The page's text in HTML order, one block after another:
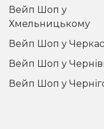
Вейп Шоп у
Хмельницькому
Вейп Шоп у
Вейп Шоп у
Вейп Шоп у